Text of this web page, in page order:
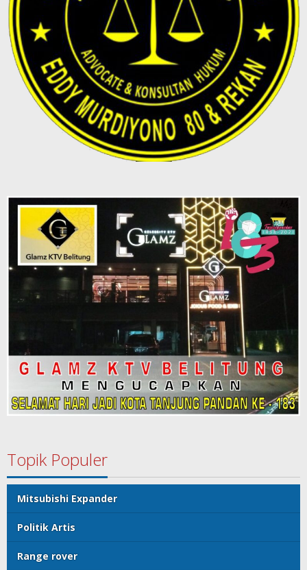
Topik Populer
Mitsubishi Expander
Politik Artis
Range rover